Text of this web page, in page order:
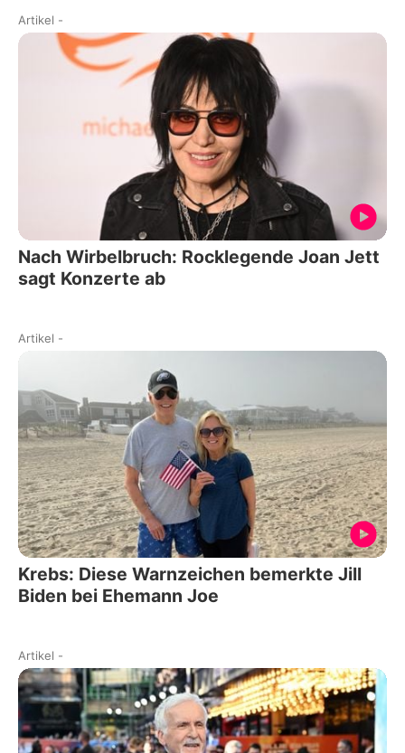
Artikel -
Nach Wirbelbruch: Rocklegende Joan Jett
sagt Konzerte ab
Artikel -
Krebs: Diese Warnzeichen bemerkte Jill
Biden bei Ehemann Joe
Artikel -